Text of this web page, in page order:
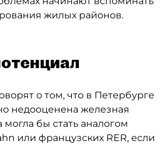
жилых районов.
о том, что в Петербурге
недооценена железная
могла бы стать аналогом
или французских RER, если